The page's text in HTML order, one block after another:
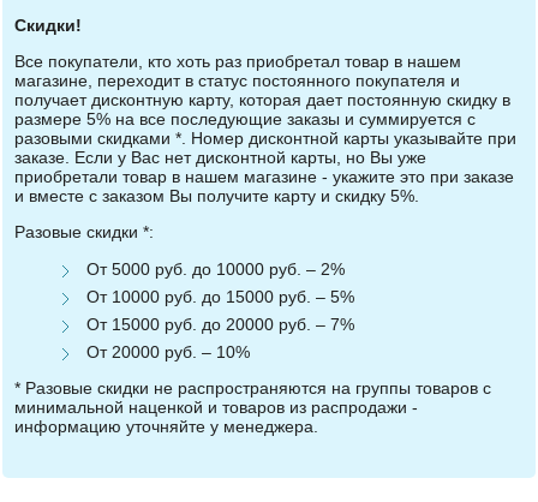
Скидки!
Все покупатели, кто хоть раз приобретал товар в нашем
магазине, переходит в статус постоянного покупателя и
получает дисконтную карту, которая дает постоянную скидку в
размере 5% на все последующие заказы и суммируется с
разовыми скидками *. Номер дисконтной карты указывайте при
заказе. Если у Вас нет дисконтной карты, но Вы уже
приобретали товар в нашем магазине - укажите это при заказе
и вместе с заказом Вы получите карту и скидку 5%.
Разовые скидки *:
От 5000 руб. до 10000 руб. – 2%
От 10000 руб. до 15000 руб. – 5%
От 15000 руб. до 20000 руб. – 7%
От 20000 руб. – 10%
* Разовые скидки не распространяются на группы товаров с
минимальной наценкой и товаров из распродажи -
информацию уточняйте у менеджера.